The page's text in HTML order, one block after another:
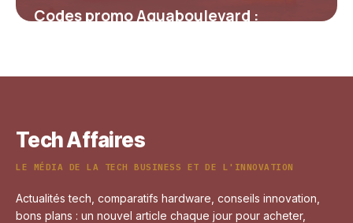
Codes promo Aquaboulevard :
Tech Affaires
LE MÉDIA DE LA TECH BUSINESS ET DE L'INNOVATION
Actualités tech, comparatifs hardware, conseils innovation,
bons plans : un nouvel article chaque jour pour acheter,